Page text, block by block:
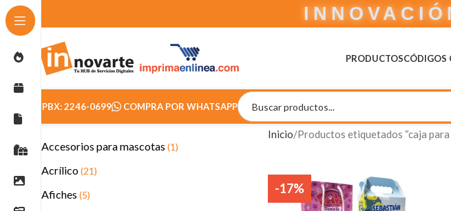
PRODUCTOSCÓDIGOS
PBX: 2246-0699 COMPRA POR WHATSAPP
Accesorios para mascotas (1)
Acrílico(21)
Afiches (5)
Inicio Productos etiquetados “caja para
-17%